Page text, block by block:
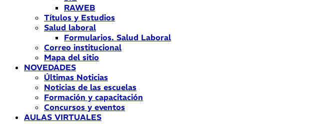
RAWEB
Títulos y Estudios
Salud laboral
Formularios. Salud Laboral
Correo institucional
Mapa del sitio
NOVEDADES
Últimas Noticias
Noticias de las escuelas
Formación y capacitación
Concursos y eventos
AULAS VIRTUALES